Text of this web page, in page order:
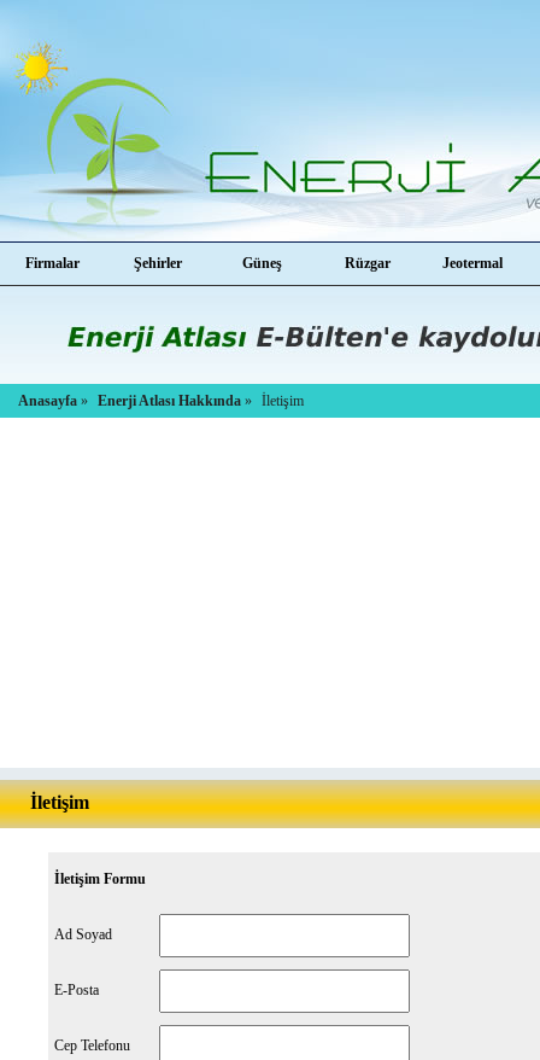
Firmalar Şehirler Güneş Rüzgar Jeotermal
Anasayfa » Enerji Atlası Hakkında » İletişim
İletişim
İletişim Formu
Ad Soyad
E-Posta
Cep Telefonu